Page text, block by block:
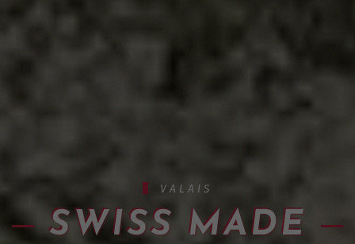
VALAIS
SWISS MADE